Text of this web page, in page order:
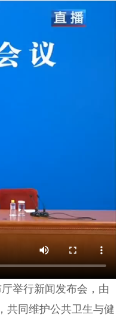
举行新闻发布会，由
共同维护公共卫生与健